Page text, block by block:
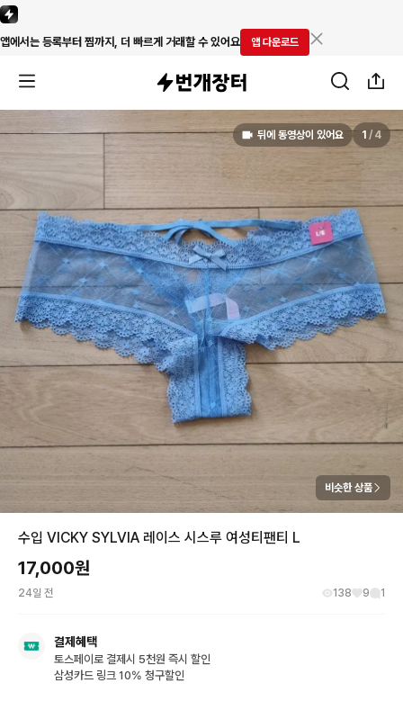
앱에서는 등록부터 찜까지, 더 빠르게 거래할 수 있어요 앱 다운로드
뒤에 동영상이 있어요 1 / 4
비슷한 상품
수입 VICKY SYLVIA 레이스 시스루 여성티팬티 L
17,000원
24일 전 138 9 1
결제혜택
토스페이로 결제시 5천원 즉시 할인
삼성카드 링크 10% 청구할인